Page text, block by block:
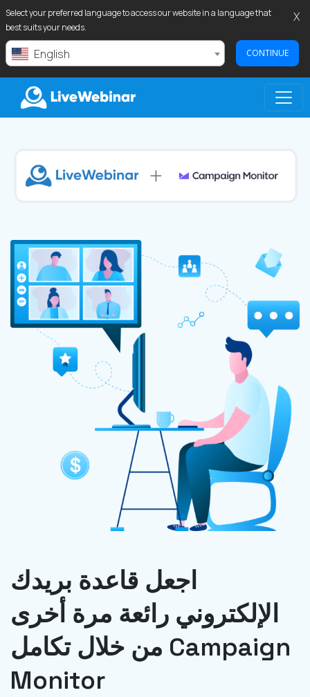
Select your preferred language to access our website in a language that
best suits your needs.
English CONTINUE
X
LIVEWEBINAR.COM
اجعل قاعدة بريدك
الإلكتروني رائعة مرة أخرى
من خلال تكامل Campaign
Monitor